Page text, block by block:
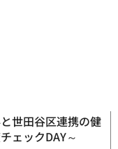
世田谷区連携の健
ェックDAY～